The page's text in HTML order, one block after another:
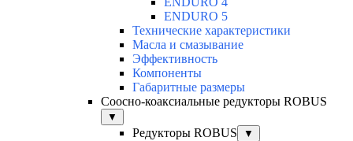
ENDURO 5
Технические характеристики
Масла и смазывание
Эффективность
Компоненты
Габаритные размеры
Соосно-коаксиальные редукторы ROBUS
▼
Редукторы ROBUS ▼